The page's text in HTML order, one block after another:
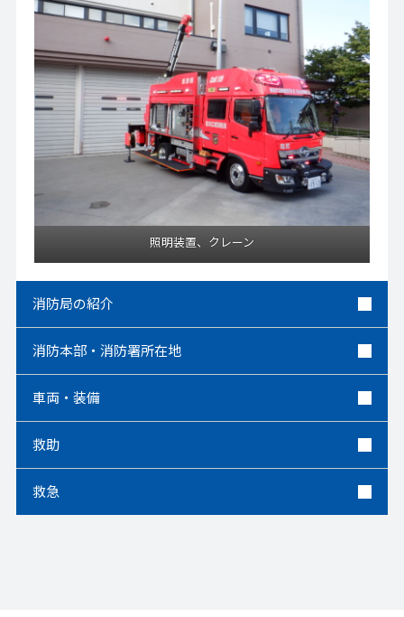
照明装置、クレーン
消防局の紹介
消防本部・消防署所在地
車両・装備
救助
救急